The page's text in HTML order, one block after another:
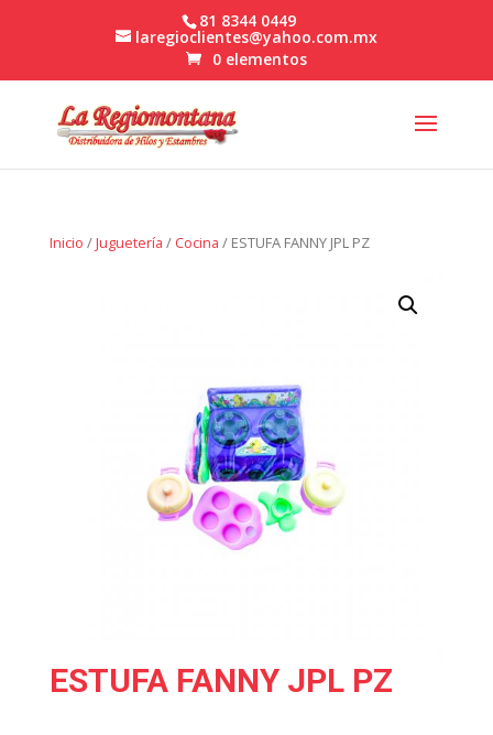
81 8344 0449
laregioclientes@yahoo.com.mx
0 elementos
Inicio /Juguetería / Cocina / ESTUFA FANNY JPL PZ
ESTUFA FANNY JPL PZ